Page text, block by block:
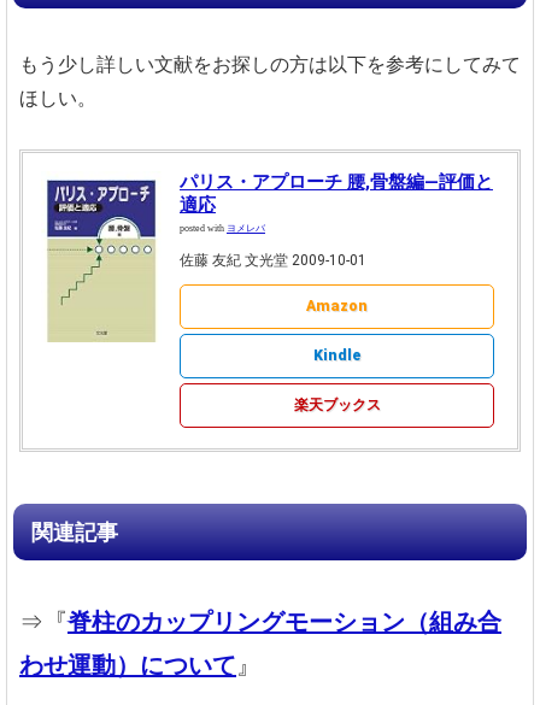
もう少し詳しい文献をお探しの方は以下を参考にしてみて
ほしい。
パリス・アプローチ 腰,骨盤編―評価と
適応
posted with ヨメレバ
佐藤 友紀 文光堂 2009-10-01
Amazon
Kindle
楽天ブックス
関連記事
⇒『脊柱のカップリングモーション（組み合
わせ運動）について』